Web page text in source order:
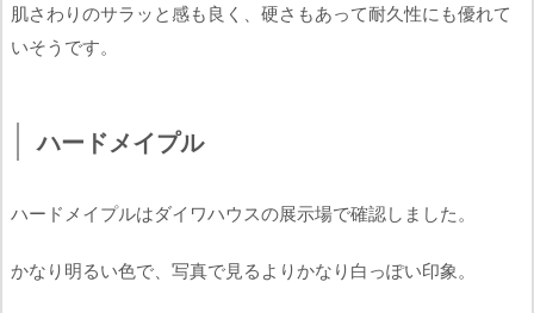
肌さわりのサラッと感も良く、硬さもあって耐久性にも優れて
いそうです。
ハードメイプル
ハードメイプルはダイワハウスの展示場で確認しました。
かなり明るい色で、写真で見るよりかなり白っぽい印象。